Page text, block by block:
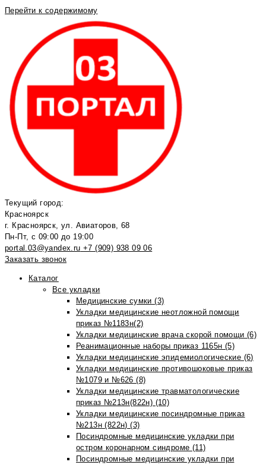
Перейти к содержимому
Текущий город:
Красноярск
г. Красноярск, ул. Авиаторов, 68
Пн-Пт, с 09:00 до 19:00
portal.03@yandex.ru +7 (909) 938 09 06
Заказать звонок
Каталог
Все укладки
Медицинские сумки (3)
Укладки медицинские неотложной помощи
приказ №1183н(2)
Укладки медицинские врача скорой помощи (6)
Реанимационные наборы приказ 1165н (5)
Укладки медицинские эпидемиологические (6)
Укладки медицинские противошоковые приказ
№1079 и №626 (8)
Укладки медицинские травматологические
приказ №213н(822н) (10)
Укладки медицинские посиндромные приказ
№213н (822н) (3)
Посиндромные медицинские укладки при
остром коронарном синдроме (11)
Посиндромные медицинские укладки при